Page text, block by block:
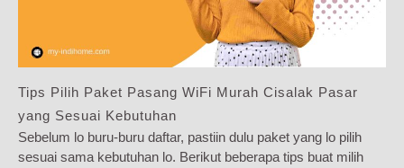
Tips Pilih Paket Pasang WiFi Murah Cisalak Pasar
yang Sesuai Kebutuhan
Sebelum lo buru-buru daftar, pastiin dulu paket yang lo pilih
sesuai sama kebutuhan lo. Berikut beberapa tips buat milih